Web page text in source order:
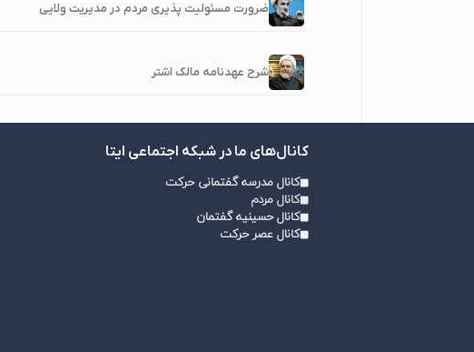
ضرورت مسئولیت پذیری مردم در مدیریت ولایی
شرح عهدنامه مالک اشتر
کانال‌های ما در شبکه اجتماعی ایتا
کانال مدرسه گفتمانی حرکت
کانال مردم
کانال حسینیه گفتمان
کانال عصر حرکت